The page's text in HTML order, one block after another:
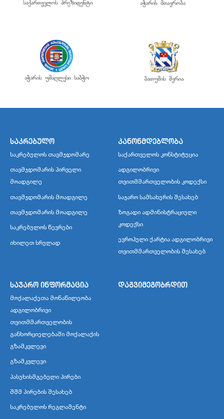
საკრებულო
საკრებულოს თავმჯდომარე
თავმჯდომარის პირველი
მოადგილე
თავმჯდომარის მოადგილე
თავმჯდომარის მოადგილე
საკრებულოს წევრები
იხილეთ სრულად
კანონმდებლობა
საქართველოს კონსტიტუცია
ადგილობრივი
თვითმმართველობის კოდექსი
საჯარო სამსახურის შესახებ
ზოგადი ადმინისტრაციული
კოდექსი
ევროპული ქარტია ადგილობრივი
თვითმმართველობის შესახებ
საჯარო ინფორმაცია
მოქალაქეთა მონაწილეობა
ადგილობრივი
თვითმმართველობის
განხორციელებაში მოქალაქის
გზამკვლევი
გზამკვლევი
პასუხისმგებელი პირები
შშმ პირების შესახებ
საკრებულოს რეგლამენტი
დაგვიმეგობრდით